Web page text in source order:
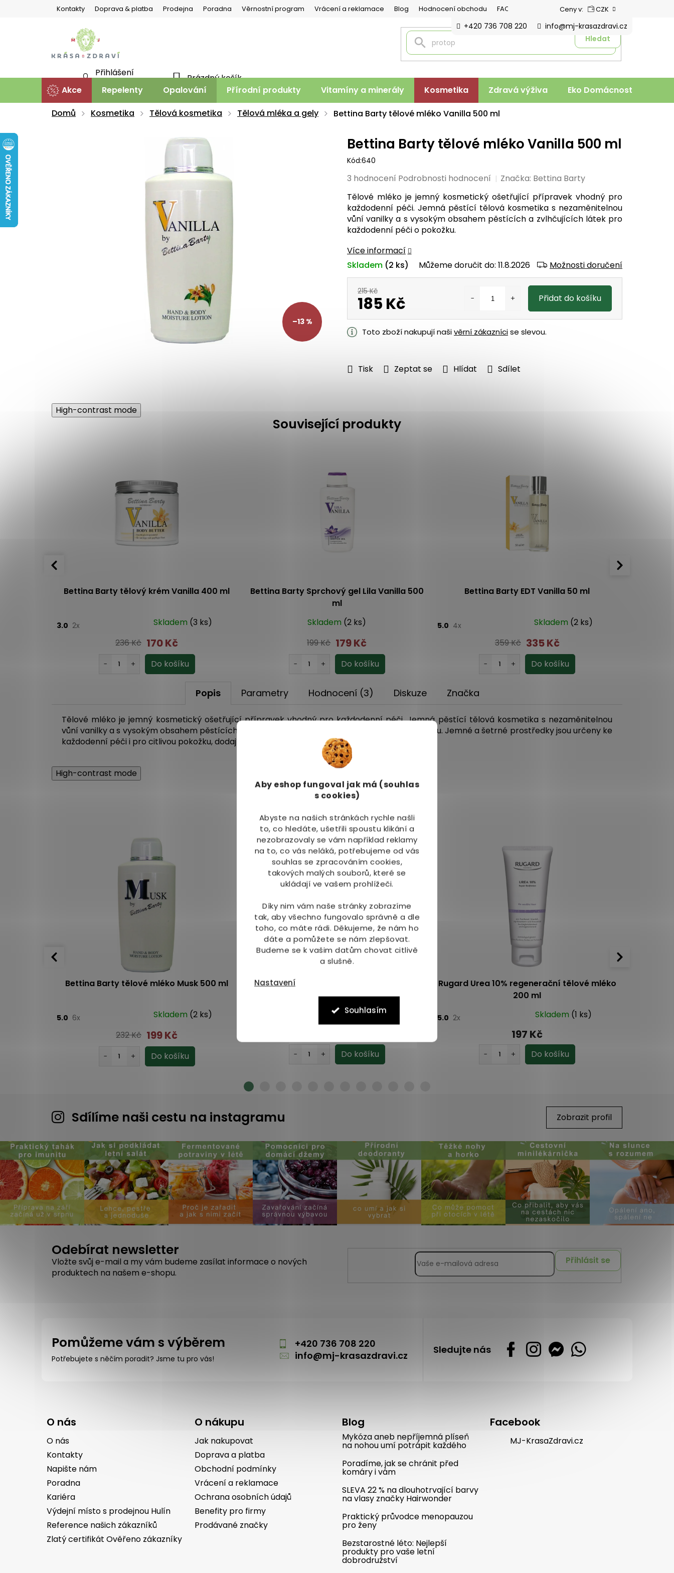
Aby eshop fungoval jak má (souhlas
s cookies)
Abyste na našich stránkách rychle našli
to, co hledáte, ušetřili spoustu klikání a
nezobrazovaly se vám například reklamy
na to, co vás neláká, potřebujeme od vás
souhlas se zpracováním cookies,
takových malých souborů, které se
ukládají ve vašem prohlížeči.
Díky nim vám naše stránky zobrazíme
tak, aby všechno fungovalo správně a dle
toho, co máte rádi. Děkujeme, že nám ho
dáte a pomůžete se nám zlepšovat.
Budeme se k vašim datům chovat citlivě
a slušně.
Nastavení
Souhlasím
Kontakty Doprava & platba Prodejna Poradna Věrnostní program Vrácení a reklamace Blog Hodnocení obchodu FAQ Ceny v: CZK
Hledat
+420 736 708 220 info@mj-krasazdravi.cz
KOŠÍK
Prázdný košík
Přihlášení
Akce Repelenty Opalování Přírodní produkty Vitamíny a minerály Kosmetika Zdravá výživa Eko Domácnost
Domů
Kosmetika Tělová kosmetika Tělová mléka a gely Bettina Barty tělové mléko Vanilla 500 ml
–13 %
Tělové mléko je jemný kosmetický ošetřující přípravek vhodný pro
každodenní péči. Jemná pěstící tělová kosmetika s nezaměnitelnou
vůní vanilky a s vysokým obsahem pěstících a zvlhčujících látek pro
každodenní péči o pokožku.
Více informací
Tisk Zeptat se Hlídat Sdílet
Můžeme doručit do: 11.8.2026 Možnosti doručení
Skladem (2 ks)
Bettina Barty tělové mléko Vanilla 500 ml
Kód:640
Průměrné
produktu
je
5,0
z
hvězdiček.
3 hodnocení Podrobnosti hodnocení Značka: Bettina Barty
215 Kč
185 Kč
Měrná
cena:
Přidat do košíku
Toto zboží nakupují našivěrní zákaznícise slevou.
High-contrast mode
Související produkty
Bettina Barty tělový krém Vanilla 400 ml
3.0 2x Skladem (3 ks)
236 Kč 170 Kč
Bettina Barty Sprchový gel Lila Vanilla 500
ml
Skladem (2 ks)
199 Kč 179 Kč
Bettina Barty EDT Vanilla 50 ml
5.0 4x Skladem (2 ks)
359 Kč 335 Kč
Popis Parametry Hodnocení (3) Diskuze Značka
Tělové mléko je jemný kosmetický ošetřující přípravek vhodný pro každodenní péči. Jemná pěstící tělová kosmetika s nezaměnitelnou
vůní vanilky a s vysokým obsahem pěstících a zvlhčujících látek pro každodenní péči o pokožku. Jemné a šetrné prostředky jsou určeny ke
každodenní péči i pro citlivou pokožku, dodají svěžest a vitalitu tělu i mysli.
High-contrast mode
Mohlo by Vás zajímat
Bettina Barty tělové mléko Musk 500 ml
5.0 6x Skladem (2 ks)
232 Kč 199 Kč
Bettina Barty Lila Vanilla tělové mléko 500
ml
Skladem
(2 ks)
Rugard Urea 10% regenerační tělové mléko
200 ml
5.0 2x Skladem (1 ks)
197 Kč
Sdílíme naši cestu na instagramu Zobrazit profil
Odebírat newsletter
Vložte svůj e-mail a my vám budeme zasílat informace o nových
produktech na našem e-shopu.
Přihlásit se
Pomůžeme vám s výběrem
Potřebujete s něčím poradit? Jsme tu pro vás!
+420 736 708 220
info@mj-krasazdravi.cz Sledujte nás
O nás
O nás
Kontakty
Napište nám
Poradna
Kariéra
Výdejní místo s prodejnou Hulín
Reference našich zákazníků
Zlatý certifikát Ověřeno zákazníky
O nákupu
Jak nakupovat
Doprava a platba
Obchodní podmínky
Vrácení a reklamace
Ochrana osobních údajů
Benefity pro firmy
Prodávané značky
Blog
Mykóza aneb nepříjemná plíseň
na nohou umí potrápit každého
Poradíme, jak se chránit před
komáry i vám
SLEVA 22 % na dlouhotrvající barvy
na vlasy značky Hairwonder
Praktický průvodce menopauzou
pro ženy
Bezstarostné léto: Nejlepší
produkty pro vaše letní
dobrodružství
Facebook
MJ-KrasaZdravi.cz